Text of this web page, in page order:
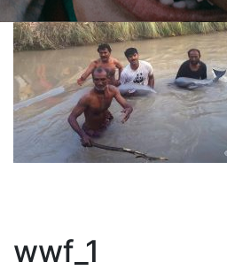
wwf_1